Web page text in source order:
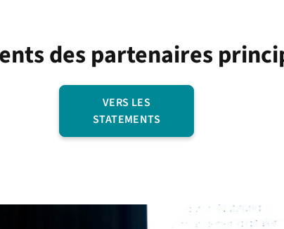
des partenaires
VERS LES
STATEMENTS